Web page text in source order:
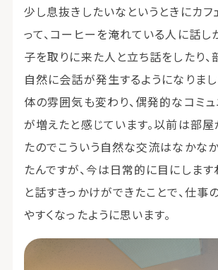
少し息抜きしたいなというときにカフ
って、コーヒーを淹れている人に話し
子を取りに来た人と立ち話をしたり、
自然に会話が発生するようになりまし
体の雰囲気も変わり、偶発的なコミュ
が増えたと感じています。以前は部
たのでこういう自然な交流はなかな
たんですが、今は日常的に目にします
と話すきっかけができたことで、仕事
やすくなったように思います。